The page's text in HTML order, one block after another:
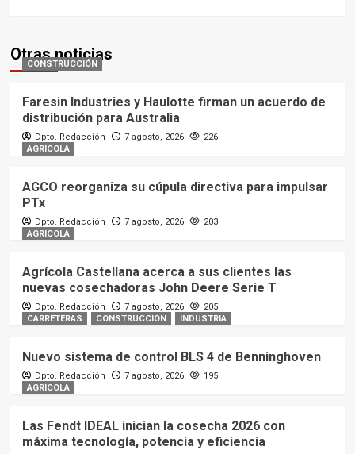
Otras noticias
CONSTRUCCIÓN
Faresin Industries y Haulotte firman un acuerdo de
distribución para Australia
Dpto. Redacción 7 agosto, 2026
226
AGRÍCOLA
AGCO reorganiza su cúpula directiva para impulsar
PTx
Dpto. Redacción 7 agosto, 2026
203
AGRÍCOLA
Agrícola Castellana acerca a sus clientes las
nuevas cosechadoras John Deere Serie T
Dpto. Redacción 7 agosto, 2026
205
CARRETERAS
CONSTRUCCIÓN INDUSTRIA
Nuevo sistema de control BLS 4 de Benninghoven
Dpto. Redacción 7 agosto, 2026
195
AGRÍCOLA
Las Fendt IDEAL inician la cosecha 2026 con
máxima tecnología, potencia y eficiencia